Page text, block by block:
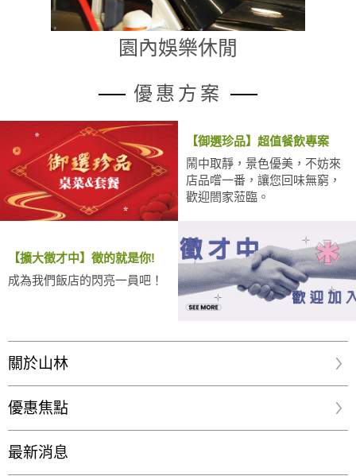
園內娛樂休閒
優惠方案
【御選珍品】超值餐飲專案
鬧中取靜，景色優美，不妨來
店品嚐一番，讓您回味無窮，
歡迎閤家蒞臨。
【擴大徵才中】徵的就是你!
成為我們飯店的閃亮一員吧！
關於山林
優惠焦點
最新消息